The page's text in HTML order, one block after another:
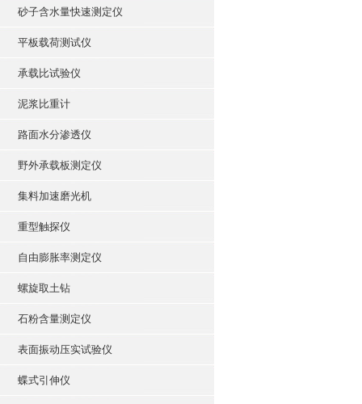
砂子含水量快速测定仪
平板载荷测试仪
承载比试验仪
泥浆比重计
路面水分渗透仪
野外承载板测定仪
集料加速磨光机
重型触探仪
自由膨胀率测定仪
螺旋取土钻
石粉含量测定仪
表面振动压实试验仪
蝶式引伸仪